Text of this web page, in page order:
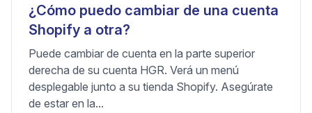
¿Cómo puedo cambiar de una cuenta
Shopify a otra?
Puede cambiar de cuenta en la parte superior
derecha de su cuenta HGR. Verá un menú
desplegable junto a su tienda Shopify. Asegúrate
de estar en la...